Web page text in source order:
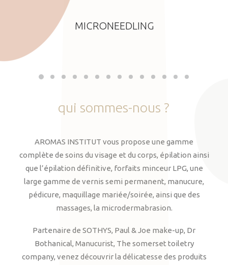
MICRONEEDLING
qui sommes-nous ?
AROMAS INSTITUT vous propose une gamme
complète de soins du visage et du corps, épilation ainsi
que l’épilation définitive, forfaits minceur LPG, une
large gamme de vernis semi permanent, manucure,
pédicure, maquillage mariée/soirée, ainsi que des
massages, la microdermabrasion.
Partenaire de SOTHYS, Paul & Joe make-up, Dr
Bothanical, Manucurist, The somerset toiletry
company, venez découvrir la délicatesse des produits